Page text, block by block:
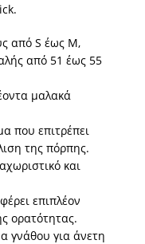
από S έως M,
από 51 έως 55
μαλακά
που επιτρέπει
της πόρπης.
και
επιπλέον
ορατότητας.
γνάθου για άνετη